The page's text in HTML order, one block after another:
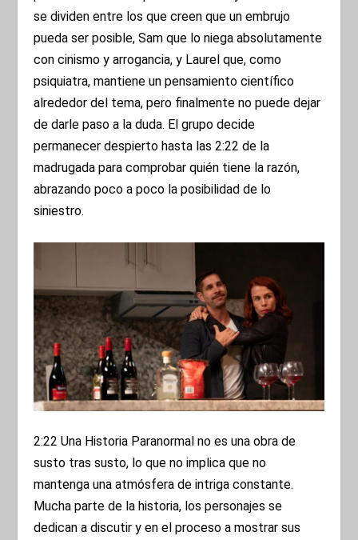
se dividen entre los que creen que un embrujo
pueda ser posible, Sam que lo niega absolutamente
con cinismo y arrogancia, y Laurel que, como
psiquiatra, mantiene un pensamiento científico
alrededor del tema, pero finalmente no puede dejar
de darle paso a la duda. El grupo decide
permanecer despierto hasta las 2:22 de la
madrugada para comprobar quién tiene la razón,
abrazando poco a poco la posibilidad de lo
siniestro.
2:22 Una Historia Paranormal no es una obra de
susto tras susto, lo que no implica que no
mantenga una atmósfera de intriga constante.
Mucha parte de la historia, los personajes se
dedican a discutir y en el proceso a mostrar sus